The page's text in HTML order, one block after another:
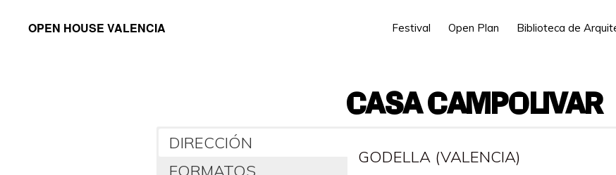
OPEN HOUSE VALENCIA Festival Open Plan Biblioteca de
CASA CAMPOLIVAR
DIRECCIÓN
FORMATOS
GODELLA (VALENCIA)